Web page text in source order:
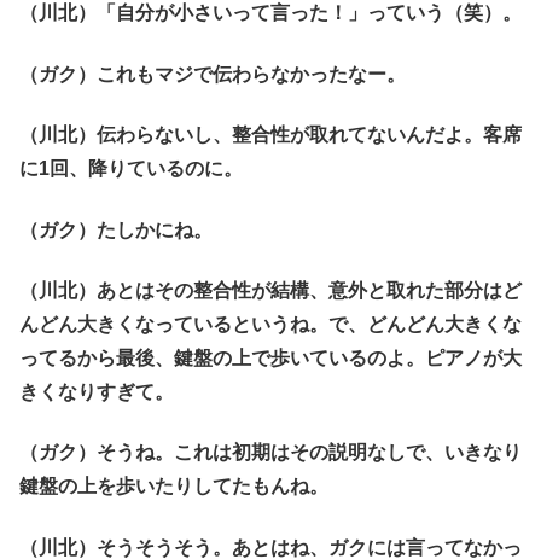
（川北）「自分が小さいって言った！」っていう（笑）。
（ガク）これもマジで伝わらなかったなー。
（川北）伝わらないし、整合性が取れてないんだよ。客席
に1回、降りているのに。
（ガク）たしかにね。
（川北）あとはその整合性が結構、意外と取れた部分はど
んどん大きくなっているというね。で、どんどん大きくな
ってるから最後、鍵盤の上で歩いているのよ。ピアノが大
きくなりすぎて。
（ガク）そうね。これは初期はその説明なしで、いきなり
鍵盤の上を歩いたりしてたもんね。
（川北）そうそうそう。あとはね、ガクには言ってなかっ